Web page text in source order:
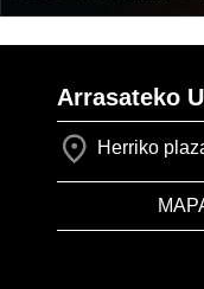
Arrasateko
Herriko